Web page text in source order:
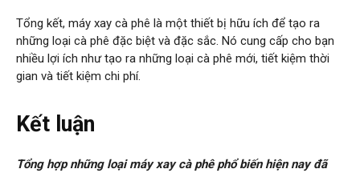
Tổng kết, máy xay cà phê là một thiết bị hữu ích để tạo ra
những loại cà phê đặc biệt và đặc sắc. Nó cung cấp cho bạn
nhiều lợi ích như tạo ra những loại cà phê mới, tiết kiệm thời
gian và tiết kiệm chi phí.
Kết luận
Tổng hợp những loại máy xay cà phê phổ biến hiện nay đã